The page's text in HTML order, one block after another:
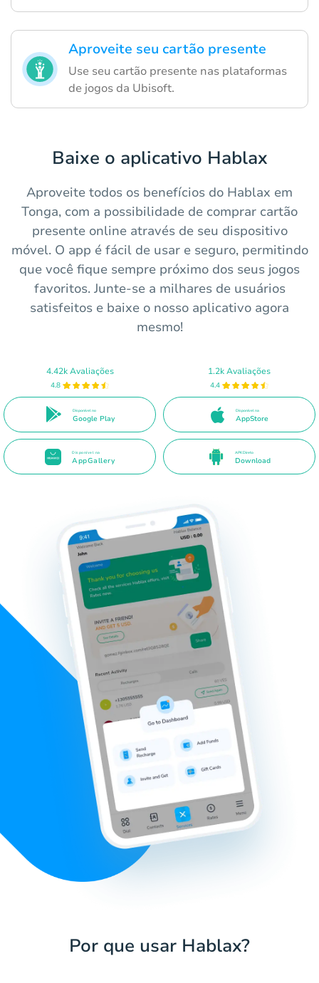
Aproveite seu cartão presente
Use seu cartão presente nas plataformas
de jogos da Ubisoft.
Baixe o aplicativo Hablax
Aproveite todos os benefícios do Hablax em
Tonga, com a possibilidade de comprar cartão
presente online através de seu dispositivo
móvel. O app é fácil de usar e seguro, permitindo
que você fique sempre próximo dos seus jogos
favoritos. Junte-se a milhares de usuários
satisfeitos e baixe o nosso aplicativo agora
mesmo!
4.42k Avaliações
4.8
Disponível no
Google Play
1.2k Avaliações
4.4
Disponível na
AppStore
Disponível na
AppGallery
APK Direto
Download
Por que usar Hablax?